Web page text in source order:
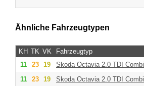
Ähnliche Fahrzeugtypen
KH TK VK Fahrzeugtyp
11
23 19 Skoda Octavia 2.0 TDI Combi
11
23 19 Skoda Octavia 2.0 TDI Combi